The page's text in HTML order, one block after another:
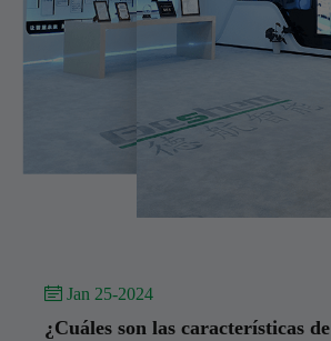
 Jan 25-2024
¿Cuáles son las características de